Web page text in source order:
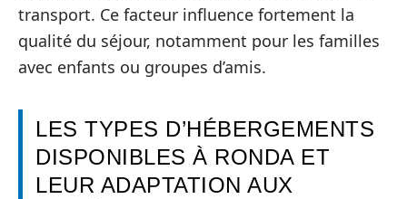
transport. Ce facteur influence fortement la
qualité du séjour, notamment pour les familles
avec enfants ou groupes d’amis.
LES TYPES D’HÉBERGEMENTS
DISPONIBLES À RONDA ET
LEUR ADAPTATION AUX